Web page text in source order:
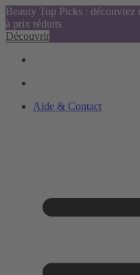
Beauty Top Picks : découvrez
à prix réduits
Découvrir
Aide & Contact